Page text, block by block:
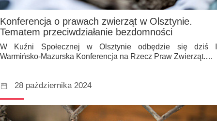
Konferencja o prawach zwierząt w Olsztynie.
Tematem przeciwdziałanie bezdomności
W Kuźni Społecznej w Olsztynie odbędzie się dziś I
Warmińsko-Mazurska Konferencja na Rzecz Praw Zwierząt.…
28 października 2024